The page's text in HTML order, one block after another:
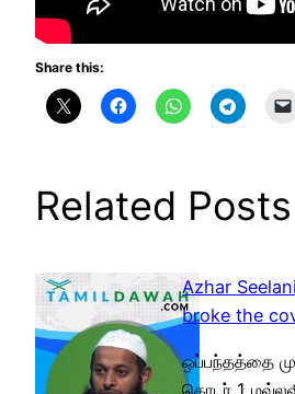
Share this:
Related Posts
Azhar
broke the
ஒப்பந்தத்தை